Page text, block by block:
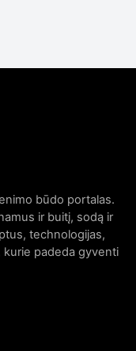
būdo portalas.
ir buitį, sodą ir
technologijas,
padeda gyventi